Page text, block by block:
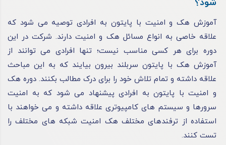
آموزش هک و امنیت با پایتون به افرادی توصیه می‌ شود که
علاقه خاصی به انواع مسائل هک و امنیت دارند. شرکت در این
دوره برای هر کسی مناسب نیست؛ تنها افرادی می‌ توانند از
آموزش هک با پایتون سربلند بیرون بیایند که به این مباحث
علاقه داشته و تمام تلاش خود را برای درک مطالب بکنند. دوره هک
و امنیت با پایتون به افرادی پیشنهاد می‌ شود که به امنیت
سرورها و سیستم‌ های کامپیوتری علاقه داشته و می‌ خواهند با
استفاده از ترفندهای مختلف هک امنیت شبکه‌ های مختلف را
تست کنند.